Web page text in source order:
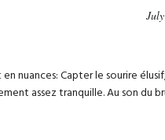
nuances: Capter le sourire
assez tranquille. Au son du